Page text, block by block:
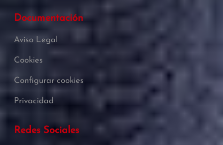
Documentación
Aviso Legal
Cookies
Configurar cookies
Privacidad
Redes Sociales